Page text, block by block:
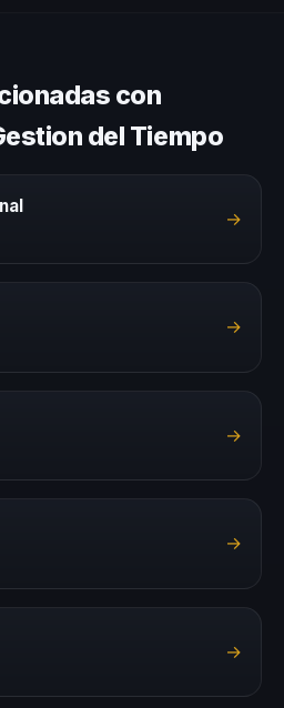
con
del Tiempo
→
→
→
→
→